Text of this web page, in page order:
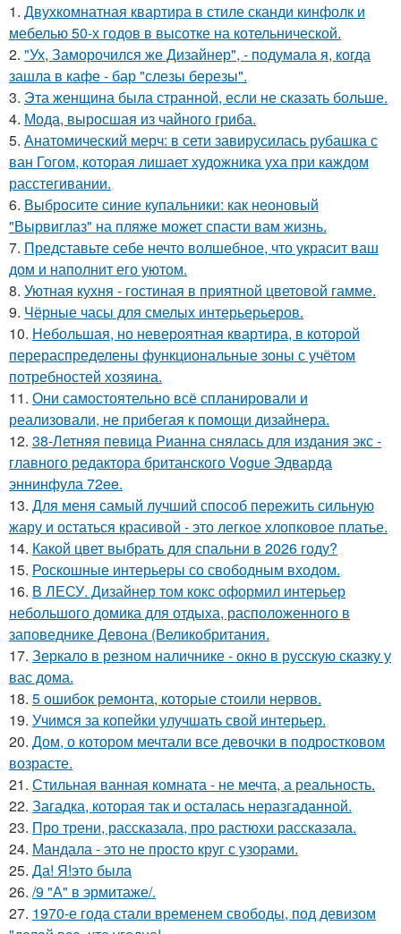
1. Двухкомнатная квартира в стиле сканди кинфолк и
мебелью 50-х годов в высотке на котельнической.
2. "Ух, Заморочился же Дизайнер", - подумала я, когда
зашла в кафе - бар "слезы березы".
3. Эта женщина была странной, если не сказать больше.
4. Мода, выросшая из чайного гриба.
5. Анатомический мерч: в сети завирусилась рубашка с
ван Гогом, которая лишает художника уха при каждом
расстегивании.
6. Выбросите синие купальники: как неоновый
"Вырвиглаз" на пляже может спасти вам жизнь.
7. Представьте себе нечто волшебное, что украсит ваш
дом и наполнит его уютом.
8. Уютная кухня - гостиная в приятной цветовой гамме.
9. Чёрные часы для смелых интерьерьеров.
10. Небольшая, но невероятная квартира, в которой
перераспределены функциональные зоны с учётом
потребностей хозяина.
11. Они самостоятельно всё спланировали и
реализовали, не прибегая к помощи дизайнера.
12. 38-Летняя певица Рианна снялась для издания экс -
главного редактора британского Vogue Эдварда
эннинфула 72ee.
13. Для меня самый лучший способ пережить сильную
жару и остаться красивой - это легкое хлопковое платье.
14. Какой цвет выбрать для спальни в 2026 году?
15. Роскошные интерьеры со свободным входом.
16. В ЛЕСУ. Дизайнер том кокс оформил интерьер
небольшого домика для отдыха, расположенного в
заповеднике Девона (Великобритания.
17. Зеркало в резном наличнике - окно в русскую сказку у
вас дома.
18. 5 ошибок ремонта, которые стоили нервов.
19. Учимся за копейки улучшать свой интерьер.
20. Дом, о котором мечтали все девочки в подростковом
возрасте.
21. Стильная ванная комната - не мечта, а реальность.
22. Загадка, которая так и осталась неразгаданной.
23. Про трени, рассказала, про растюхи рассказала.
24. Мандала - это не просто круг с узорами.
25. Да! Я!это была
26. /9 "А" в эрмитаже/.
27. 1970-е года стали временем свободы, под девизом